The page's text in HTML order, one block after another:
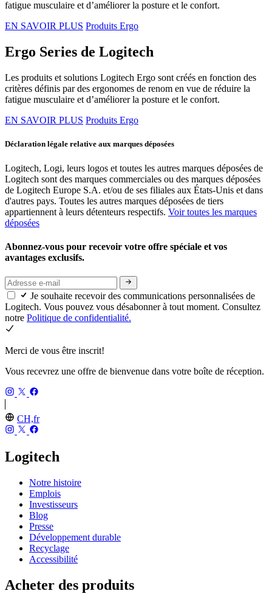
fatigue musculaire et d’améliorer la posture et le confort.
EN SAVOIR PLUS Produits Ergo
Ergo Series de Logitech
Les produits et solutions Logitech Ergo sont créés en fonction des
critères définis par des ergonomes de renom en vue de réduire la
fatigue musculaire et d’améliorer la posture et le confort.
EN SAVOIR PLUS Produits Ergo
Déclaration légale relative aux marques déposées
Logitech, Logi, leurs logos et toutes les autres marques déposées de
Logitech sont des marques commerciales ou des marques déposées
de Logitech Europe S.A. et/ou de ses filiales aux États-Unis et dans
d'autres pays. Toutes les autres marques déposées de tiers
appartiennent à leurs détenteurs respectifs. Voir toutes les marques
déposées
Abonnez-vous pour recevoir votre offre spéciale et vos
avantages exclusifs.
Je souhaite recevoir des communications personnalisées de
Logitech. Vous pouvez vous désabonner à tout moment. Consultez
notre Politique de confidentialité.
Merci de vous être inscrit!
Vous recevrez une offre de bienvenue dans votre boîte de réception.
CH,fr
Logitech
Notre histoire
Emplois
Investisseurs
Blog
Presse
Développement durable
Recyclage
Accessibilité
Acheter des produits